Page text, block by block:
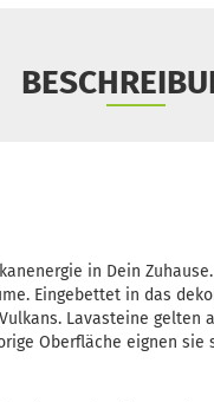
in Dein
Eingebettet in das
Lavasteine
Oberfläche eignen